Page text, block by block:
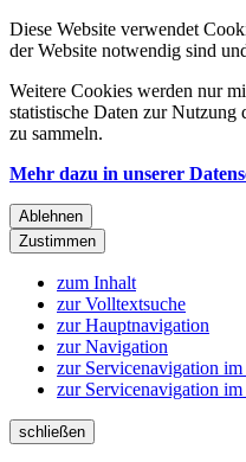
Diese Website verwendet
der Website notwendig sind
Weitere Cookies werden nur
statistische Daten zur Nutzung
zu sammeln.
Mehr dazu in unserer
Ablehnen
Zustimmen
zum Inhalt
zur Volltextsuche
zur Hauptnavigation
zur Navigation
zur Servicenavigation im
zur Servicenavigation
schließen